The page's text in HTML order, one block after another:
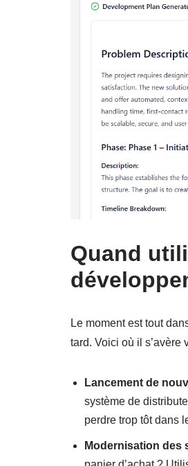
Quand
Le moment est tout
tard. Voici où il s’avère
Lancement de
système de
perdre trop tôt dans
Modernisation des